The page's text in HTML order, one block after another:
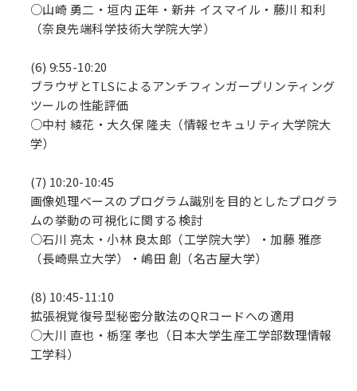
○山崎 勇二・垣内 正年・新井 イスマイル・藤川 和利
（奈良先端科学技術大学院大学）
(6) 9:55-10:20
ブラウザとTLSによるアンチフィンガープリンティング
ツールの性能評価
○中村 綾花・大久保 隆夫（情報セキュリティ大学院大
学）
(7) 10:20-10:45
画像処理ベースのプログラム識別を目的としたプログラ
ムの挙動の可視化に関する検討
○石川 亮太・小林 良太郎（工学院大学）・加藤 雅彦
（長崎県立大学）・嶋田 創（名古屋大学）
(8) 10:45-11:10
拡張視覚復号型秘密分散法のQRコードへの適用
○大川 直也・栃窪 孝也（日本大学生産工学部数理情報
工学科）